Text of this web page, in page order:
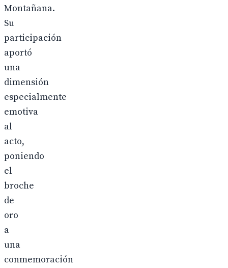
Montañana.
Su
participación
aportó
una
dimensión
especialmente
emotiva
al
acto,
poniendo
el
broche
de
oro
a
una
conmemoración